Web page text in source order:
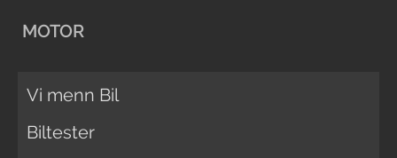
MOTOR
Vi menn Bil
Biltester